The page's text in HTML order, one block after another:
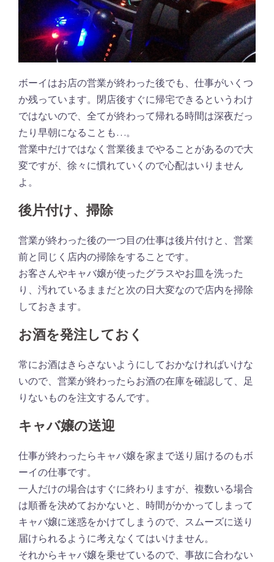
ボーイはお店の営業が終わった後でも、仕事がいくつ
か残っています。閉店後すぐに帰宅できるというわけ
ではないので、全てが終わって帰れる時間は深夜だっ
たり早朝になることも…。
営業中だけではなく営業後までやることがあるので大
変ですが、徐々に慣れていくので心配はいりません
よ。
後片付け、掃除
営業が終わった後の一つ目の仕事は後片付けと、営業
前と同じく店内の掃除をすることです。
お客さんやキャバ嬢が使ったグラスやお皿を洗った
り、汚れているままだと次の日大変なので店内を掃除
しておきます。
お酒を発注しておく
常にお酒はきらさないようにしておかなければいけな
いので、営業が終わったらお酒の在庫を確認して、足
りないものを注文するんです。
キャバ嬢の送迎
仕事が終わったらキャバ嬢を家まで送り届けるのもボ
ーイの仕事です。
一人だけの場合はすぐに終わりますが、複数いる場合
は順番を決めておかないと、時間がかかってしまって
キャバ嬢に迷惑をかけてしまうので、スムーズに送り
届けられるように考えなくてはいけません。
それからキャバ嬢を乗せているので、事故に合わない